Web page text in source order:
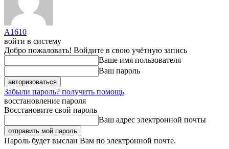
A1610
войти в систему
Добро пожаловать! Войдите в свою учётную запись
Ваше имя пользователя
Ваш пароль
Забыли пароль? получить помощь
восстановление пароля
Восстановите свой пароль
Ваш адрес электронной почты
Пароль будет выслан Вам по электронной почте.